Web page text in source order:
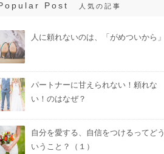
Post 人気の記事
人に頼れないのは、「がめついから」
パートナーに甘えられない！頼れな
い！のはなぜ？
自分を愛する、自信をつけるってどう
いうこと？（１）